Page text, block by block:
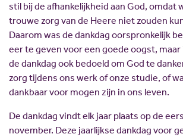
stil bij de afhankelijkheid aan God, omdat
trouwe zorg van de Heere niet zouden
Daarom was de dankdag oorspronkelijk
eer te geven voor een goede oogst, maar
de dankdag ook bedoeld om God te
zorg tijdens ons werk of onze studie, of
dankbaar voor mogen zijn in ons leven.
De dankdag vindt elk jaar plaats op de
november. Deze jaarlijkse dankdag voor